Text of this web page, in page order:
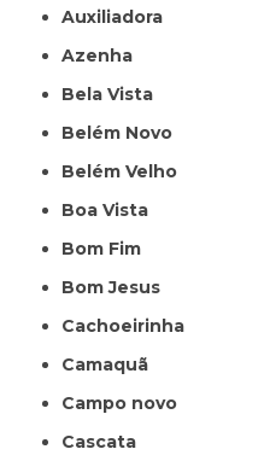
Auxiliadora
Azenha
Bela Vista
Belém Novo
Belém Velho
Boa Vista
Bom Fim
Bom Jesus
Cachoeirinha
Camaquã
Campo novo
Cascata